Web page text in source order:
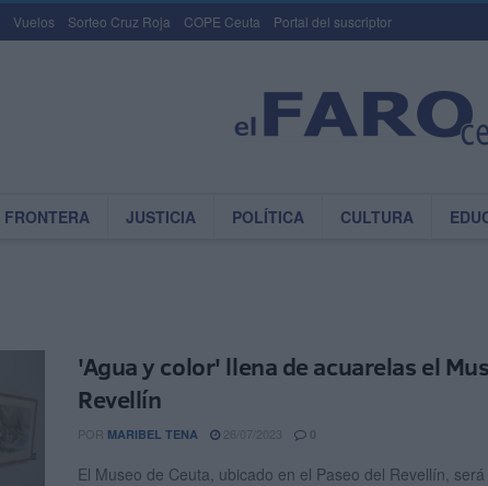
Vuelos Sorteo Cruz Roja COPE Ceuta Portal del suscriptor
FRONTERA JUSTICIA POLÍTICA CULTURA
'Agua y color' llena de acuarelas el
Revellín
POR MARIBEL TENA 26/07/2023 0
El Museo de Ceuta, ubicado en el Paseo del Revellín,